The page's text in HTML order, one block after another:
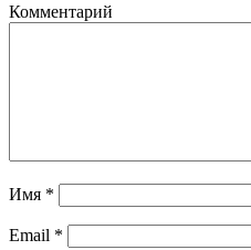
Комментарий
Имя *
Email *